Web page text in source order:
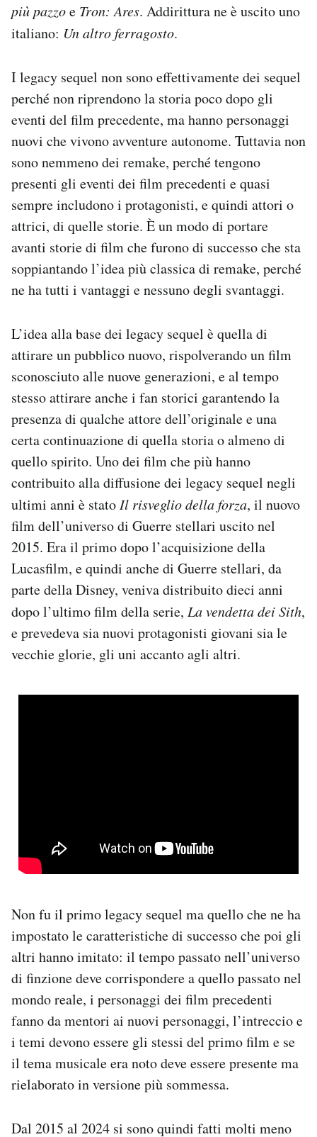
più pazzoe Tron: Ares. Addirittura ne è uscito uno
italiano: Un altro ferragosto.
I legacy sequel non sono effettivamente dei sequel
perché non riprendono la storia poco dopo gli
eventi del film precedente, ma hanno personaggi
nuovi che vivono avventure autonome. Tuttavia non
sono nemmeno dei remake, perché tengono
presenti gli eventi dei film precedenti e quasi
sempre includono i protagonisti, e quindi attori o
attrici, di quelle storie. È un modo di portare
avanti storie di film che furono di successo che sta
soppiantando l’idea più classica di remake, perché
ne ha tutti i vantaggi e nessuno degli svantaggi.
L’idea alla base dei legacy sequel è quella di
attirare un pubblico nuovo, rispolverando un film
sconosciuto alle nuove generazioni, e al tempo
stesso attirare anche i fan storici garantendo la
presenza di qualche attore dell’originale e una
certa continuazione di quella storia o almeno di
quello spirito. Uno dei film che più hanno
contribuito alla diffusione dei legacy sequel negli
ultimi anni è statoIl risveglio della forza, il nuovo
film dell’universo di Guerre stellari uscito nel
2015. Era il primo dopo l’acquisizione della
Lucasfilm, e quindi anche di Guerre stellari, da
parte della Disney, veniva distribuito dieci anni
dopo l’ultimo film della serie, La vendetta dei Sith,
e prevedeva sia nuovi protagonisti giovani sia le
vecchie glorie, gli uni accanto agli altri.
Non fu il primo legacy sequel ma quello che ne ha
impostato le caratteristiche di successo che poi gli
altri hanno imitato: il tempo passato nell’universo
di finzione deve corrispondere a quello passato nel
mondo reale, i personaggi dei film precedenti
fanno da mentori ai nuovi personaggi, l’intreccio e
i temi devono essere gli stessi del primo film e se
il tema musicale era noto deve essere presente ma
rielaborato in versione più sommessa.
Dal 2015 al 2024 si sono quindi fatti molti meno